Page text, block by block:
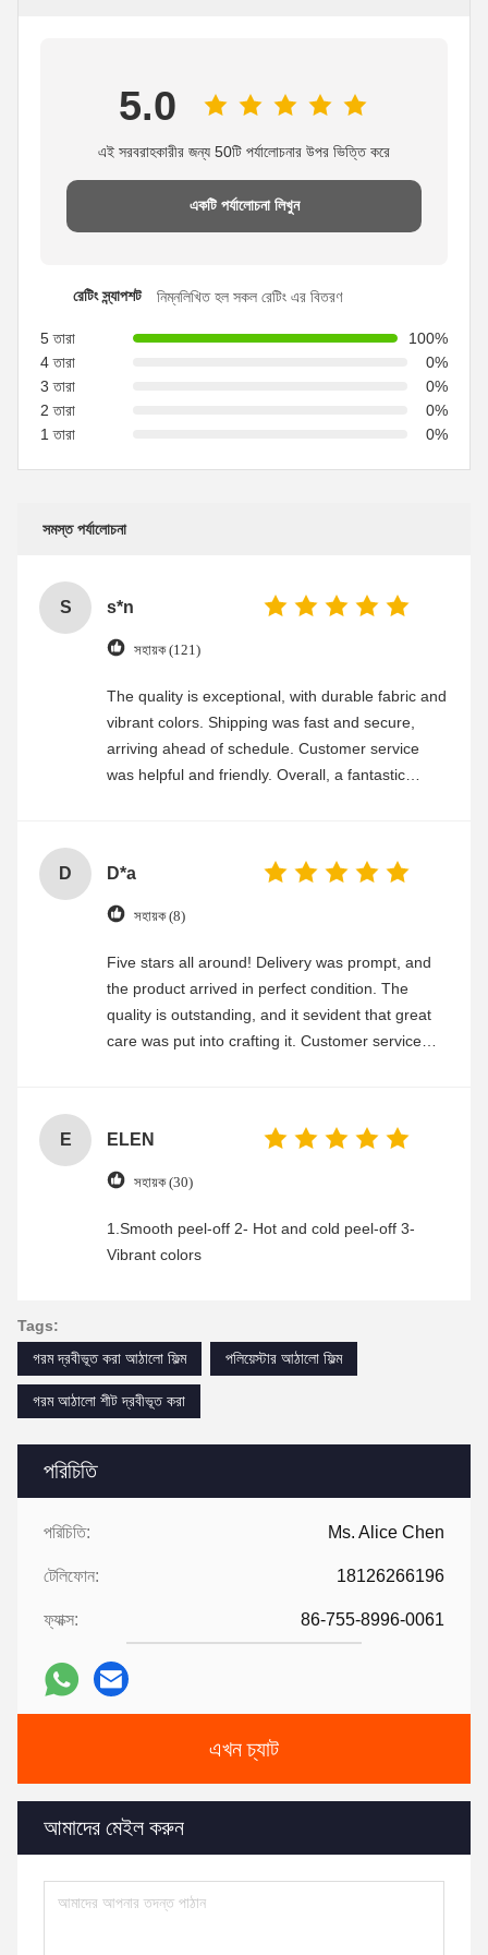
পরিচিতি
পরিচিতি: Ms. Alice Chen
টেলিফোন: 18126266196
ফ্যাক্স: 86-755-8996-0061
এখন চ্যাট
আমাদের মেইল ​​করুন
5.0
এই সরবরাহকারীর জন্য 50টি পর্যালোচনার উপর ভিত্তি করে
একটি পর্যালোচনা লিখুন
রেটিং স্ন্যাপশট নিম্নলিখিত হল সকল রেটিং এর বিতরণ
5 তারা
100%
4 তারা
0%
3 তারা
0%
2 তারা
0%
1 তারা
0%
সমস্ত পর্যালোচনা
S s*n
সহায়ক (121)
The quality is exceptional, with durable fabric and
vibrant colors. Shipping was fast and secure,
arriving ahead of schedule. Customer service
was helpful and friendly. Overall, a fantastic
D D*a
সহায়ক (8)
Five stars all around! Delivery was prompt, and
the product arrived in perfect condition. The
quality is outstanding, and it sevident that great
care was put into crafting it. Customer service
E ELEN
সহায়ক (30)
1.Smooth peel-off 2- Hot and cold peel-off 3-
Vibrant colors
Tags:
গরম দ্রবীভূত করা আঠালো ফিল্ম
পলিয়েস্টার আঠালো ফিল্ম
গরম আঠালো শীট দ্রবীভূত করা